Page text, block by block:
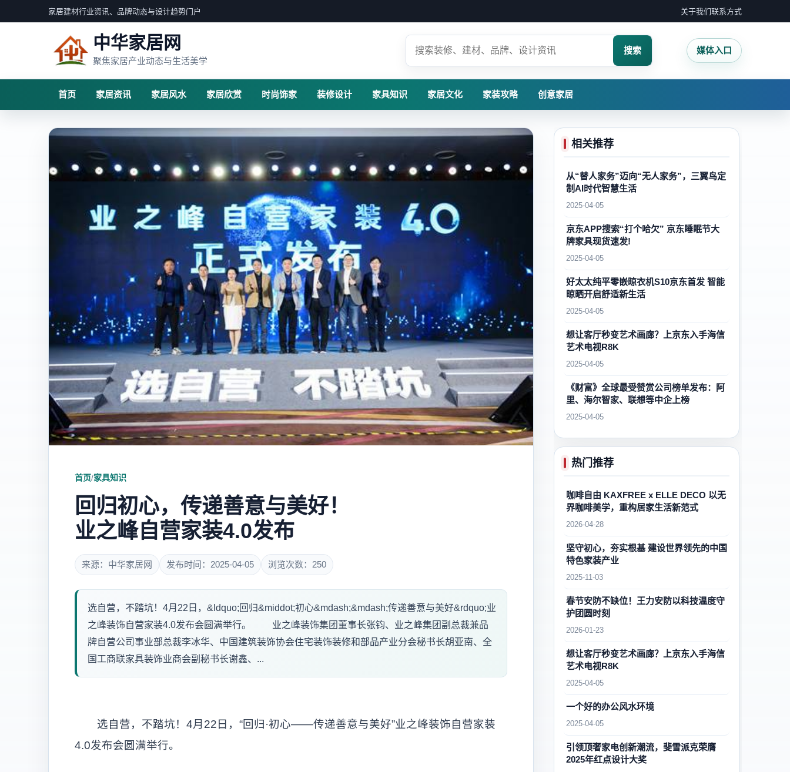
家居建材行业资讯、品牌动态与设计趋势门户 关于我们联系方式
中华家居网
聚焦家居产业动态与生活美学
搜索 媒体入口
首页 家居资讯 家居风水 家居欣赏 时尚饰家 装修设计 家具知识 家居文化 家装攻略 创意家居
首页/家具知识
回归初心，传递善意与美好！
业之峰自营家装4.0发布
来源：中华家居网 发布时间：2025-04-05 浏览次数：250
选自营，不踏坑！4月22日，&ldquo;回归&middot;初心&mdash;&mdash;传递善意与美好&rdquo;业
之峰装饰自营家装4.0发布会圆满举行。 业之峰装饰集团董事长张钧、业之峰集团副总裁兼品
牌自营公司事业部总裁李冰华、中国建筑装饰协会住宅装饰装修和部品产业分会秘书长胡亚南、全
国工商联家具装饰业商会副秘书长谢鑫、...
选自营，不踏坑！4月22日，“回归·初心——传递善意与美好”业之峰装饰自营家装
4.0发布会圆满举行。
相关推荐
从“替人家务”迈向“无人家务”，三翼鸟定
制AI时代智慧生活
2025-04-05
京东APP搜索“打个哈欠” 京东睡眠节大
牌家具现货速发!
2025-04-05
好太太纯平零嵌晾衣机S10京东首发 智能
晾晒开启舒适新生活
2025-04-05
想让客厅秒变艺术画廊？上京东入手海信
艺术电视R8K
2025-04-05
《财富》全球最受赞赏公司榜单发布：阿
里、海尔智家、联想等中企上榜
2025-04-05
热门推荐
咖啡自由 KAXFREE x ELLE DECO 以无
界咖啡美学，重构居家生活新范式
2026-04-28
坚守初心，夯实根基 建设世界领先的中国
特色家装产业
2025-11-03
春节安防不缺位！王力安防以科技温度守
护团圆时刻
2026-01-23
想让客厅秒变艺术画廊？上京东入手海信
艺术电视R8K
2025-04-05
一个好的办公风水环境
2025-04-05
引领顶奢家电创新潮流，斐雪派克荣膺
2025年红点设计大奖